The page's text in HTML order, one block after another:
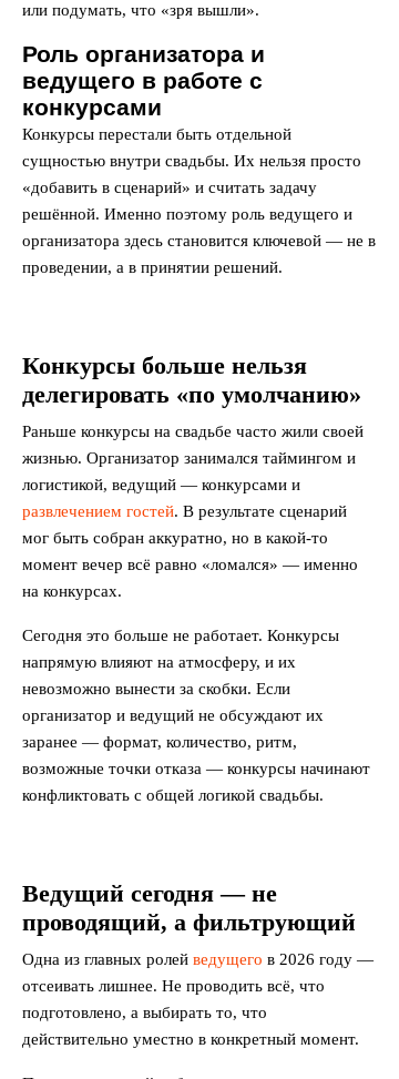
или подумать, что «зря вышли».
Роль организатора и
ведущего в работе с
конкурсами
Конкурсы перестали быть отдельной
сущностью внутри свадьбы. Их нельзя просто
«добавить в сценарий» и считать задачу
решённой. Именно поэтому роль ведущего и
организатора здесь становится ключевой — не в
проведении, а в принятии решений.
Конкурсы больше нельзя
делегировать «по умолчанию»
Раньше конкурсы на свадьбе часто жили своей
жизнью. Организатор занимался таймингом и
логистикой, ведущий — конкурсами и
развлечением гостей. В результате сценарий
мог быть собран аккуратно, но в какой-то
момент вечер всё равно «ломался» — именно
на конкурсах.
Сегодня это больше не работает. Конкурсы
напрямую влияют на атмосферу, и их
невозможно вынести за скобки. Если
организатор и ведущий не обсуждают их
заранее — формат, количество, ритм,
возможные точки отказа — конкурсы начинают
конфликтовать с общей логикой свадьбы.
Ведущий сегодня — не
проводящий, а фильтрующий
Одна из главных ролей ведущего в 2026 году —
отсеивать лишнее. Не проводить всё, что
подготовлено, а выбирать то, что
действительно уместно в конкретный момент.